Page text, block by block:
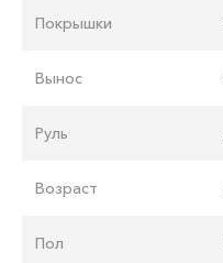
Покрышки
Вынос
Руль
Возраст
Пол